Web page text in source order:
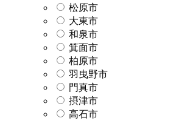
松原市
大東市
和泉市
箕面市
柏原市
羽曳野市
門真市
摂津市
高石市